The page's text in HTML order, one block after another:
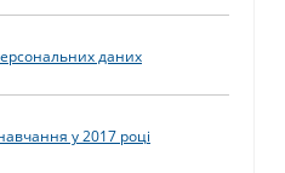
даних
у 2017 році